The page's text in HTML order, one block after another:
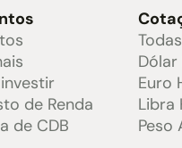
de Renda
de CDB
Dólar
Euro
Libra
Peso